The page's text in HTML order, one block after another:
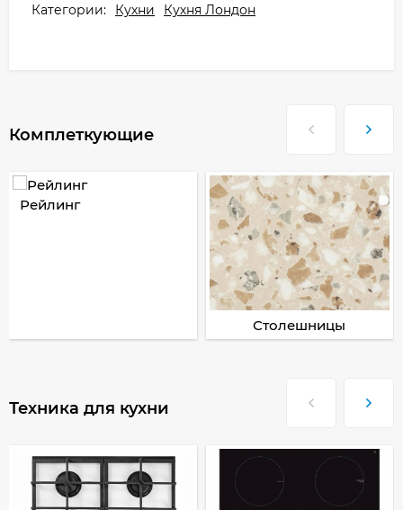
Категории: Кухни Кухня Лондон
Комплеткующие
Рейлинг
Столешницы
Техника для кухни